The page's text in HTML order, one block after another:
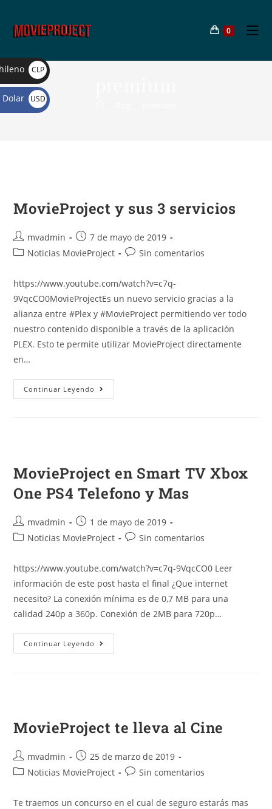
0
MovieProject y sus 3 servicios
mvadmin
7 de mayo de 2019
Noticias MovieProject
Sin comentarios
https://www.youtube.com/watch?v=c7q-
9VqcCO0MovieProjectEs un nuevo servicio gracias a la
alianza entre #Plex y #MovieProject permitiendo ver todo
nuestro contenido disponible a través de la aplicación
PLEX. Esto te permite utilizar MovieProject directamente
en…
Continuar Leyendo
MovieProject en Smart TV Xbox
One PS4 Telefono y Mas
mvadmin
1 de mayo de 2019
Noticias MovieProject
Sin comentarios
https://www.youtube.com/watch?v=c7q-9VqcCO0 Leer
información de este post hasta el final ¿Que internet
necesito? La conexión mínima es de 0,7 MB para una
calidad 240p a 360p. Conexión de 2MB para 720p…
Continuar Leyendo
MovieProject te lleva al Cine
mvadmin
25 de marzo de 2019
Noticias MovieProject
Sin comentarios
Te traemos un concurso en el cual de seguro estarás mas
CLP
$
Dolar
USD
$